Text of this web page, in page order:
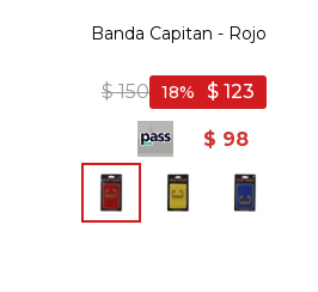
Banda Capitan - Rojo
$ 150 $ 123
18
$ 98